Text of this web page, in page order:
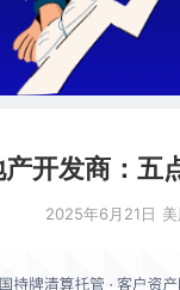
产开发商：
2025年6月21日